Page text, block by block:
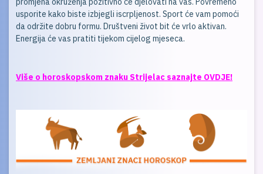
usporite kako biste izbjegli iscrpljenost. Sport će vam pomoći
da održite dobru formu. Društveni život bit će vrlo aktivan.
Energija će vas pratiti tijekom cijelog mjeseca.
Više o horoskopskom znaku Strijelac saznajte OVDJE!